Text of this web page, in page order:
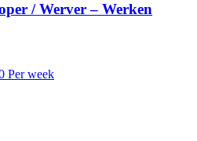
/ Werver – Werken
Per week